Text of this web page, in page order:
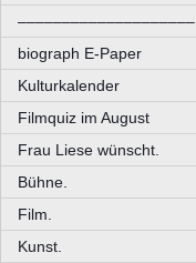
––––––––––––––––––––
biograph E-Paper
Kulturkalender
Filmquiz im August
Frau Liese wünscht.
Bühne.
Film.
Kunst.